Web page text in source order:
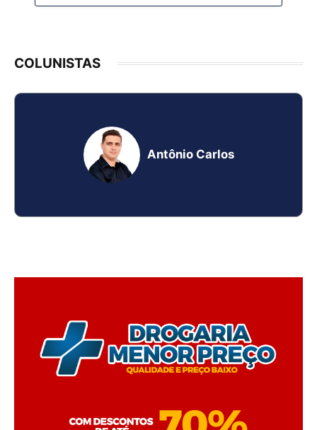
COLUNISTAS
Antônio Carlos